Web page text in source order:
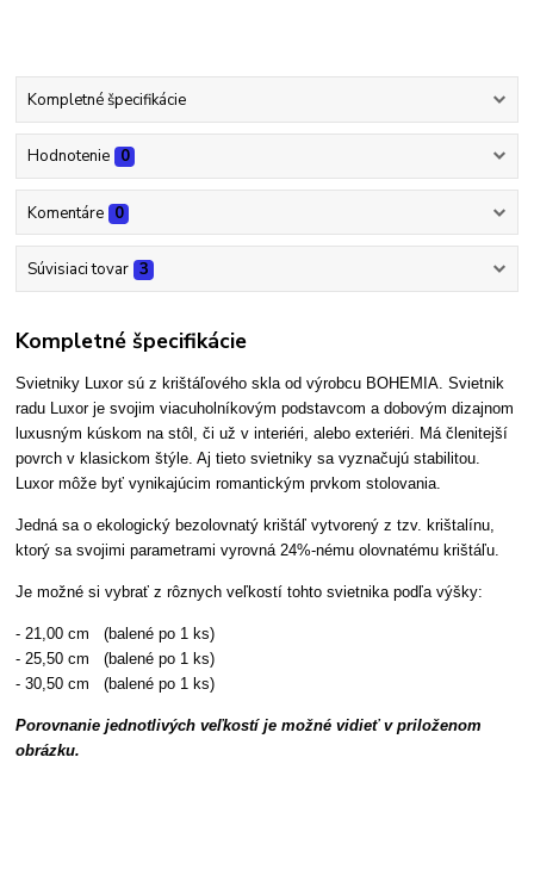
Kompletné špecifikácie
Hodnotenie 0
Komentáre 0
Súvisiaci tovar 3
Kompletné špecifikácie
Svietniky Luxor sú z krištáľového skla od výrobcu BOHEMIA. Svietnik
radu Luxor je svojim viacuholníkovým podstavcom a dobovým dizajnom
luxusným kúskom na stôl, či už v interiéri, alebo exteriéri. Má členitejší
povrch v klasickom štýle. Aj tieto svietniky sa vyznačujú stabilitou.
Luxor môže byť vynikajúcim romantickým prvkom stolovania.
Jedná sa o ekologický bezolovnatý krištáľ vytvorený z tzv. krištalínu,
ktorý sa svojimi parametrami vyrovná 24%-nému olovnatému krištáľu.
Je možné si vybrať z rôznych veľkostí tohto svietnika podľa výšky:
- 21,00 cm (balené po 1 ks)
- 25,50 cm (balené po 1 ks)
- 30,50 cm (balené po 1 ks)
Porovnanie jednotlivých veľkostí je možné vidieť v priloženom
obrázku.